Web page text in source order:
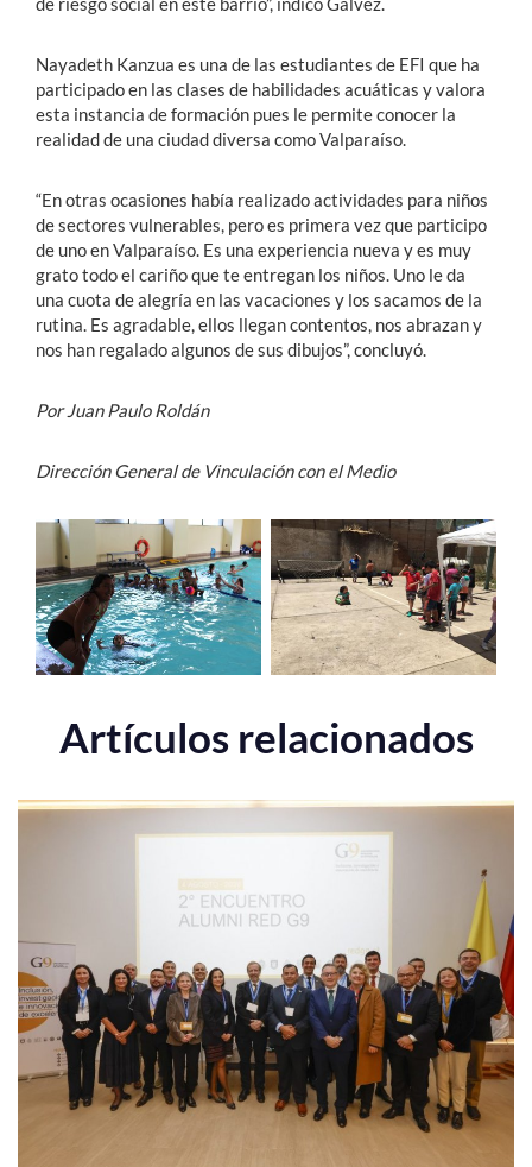
Nayadeth Kanzua es una de las estudiantes de EFI que ha
participado en las clases de habilidades acuáticas y valora
esta instancia de formación pues le permite conocer la
realidad de una ciudad diversa como Valparaíso.
“En otras ocasiones había realizado actividades para niños
de sectores vulnerables, pero es primera vez que participo
de uno en Valparaíso. Es una experiencia nueva y es muy
grato todo el cariño que te entregan los niños. Uno le da
una cuota de alegría en las vacaciones y los sacamos de la
rutina. Es agradable, ellos llegan contentos, nos abrazan y
nos han regalado algunos de sus dibujos”, concluyó.
Por Juan Paulo Roldán
Dirección General de Vinculación con el Medio
Artículos relacionados